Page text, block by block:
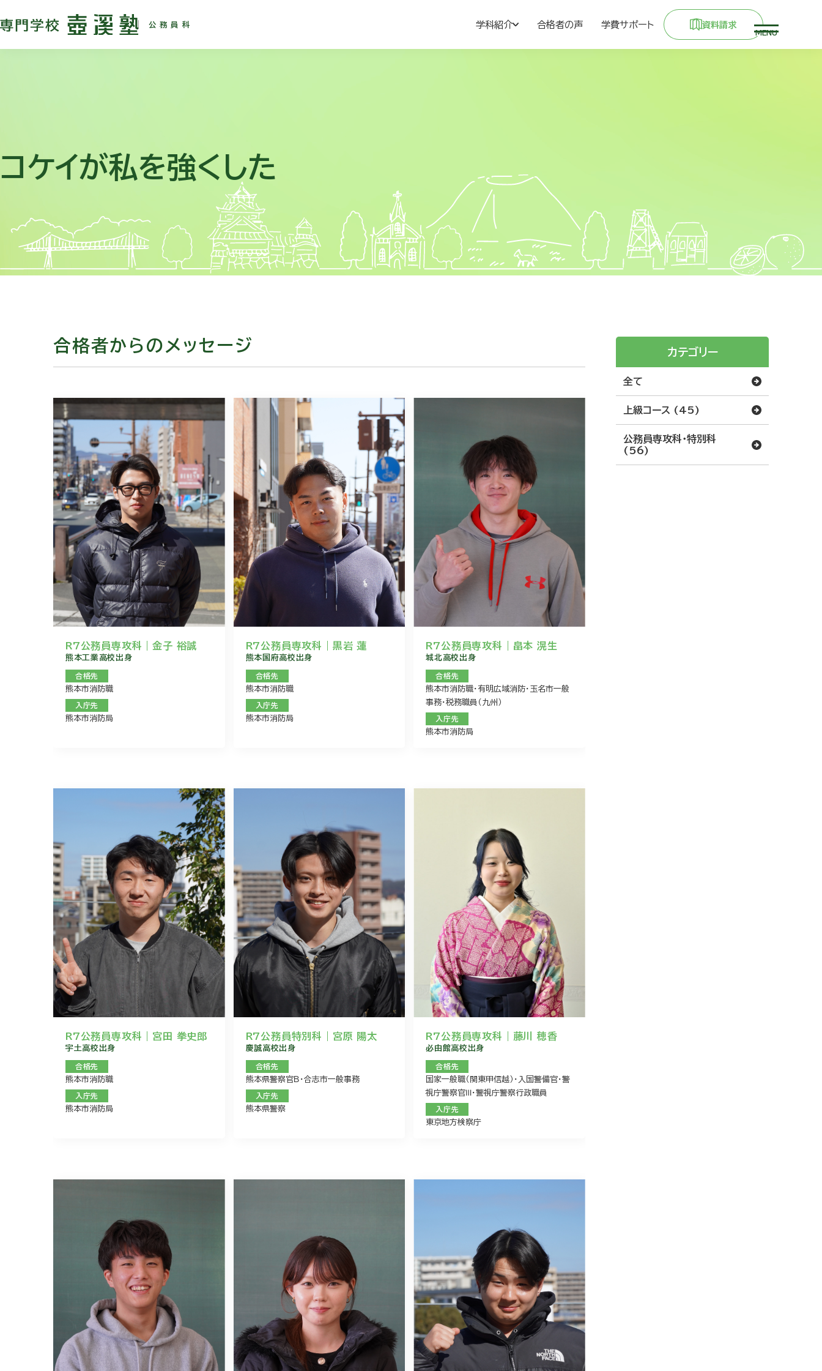
公務員科 学科紹介 合格者の声 学費サポート 資料請求
MENU
コケイが私を強くした
合格者からのメッセージ
R7公務員専攻科｜金子 裕誠
熊本工業高校出身
合格先
熊本市消防職
入庁先
熊本市消防局
R7公務員専攻科｜黒岩 蓮
熊本国府高校出身
合格先
熊本市消防職
入庁先
熊本市消防局
R7公務員専攻科｜畠本 滉生
城北高校出身
合格先
熊本市消防職・有明広域消防・玉名市一般
事務・税務職員（九州）
入庁先
熊本市消防局
R7公務員専攻科｜宮田 拳史郎
宇土高校出身
合格先
熊本市消防職
入庁先
熊本市消防局
R7公務員特別科｜宮原 陽太
慶誠高校出身
合格先
熊本県警察官Ｂ・合志市一般事務
入庁先
熊本県警察
R7公務員専攻科｜藤川 穂香
必由館高校出身
合格先
国家一般職（関東甲信越）・入国警備官・警
視庁警察官Ⅲ・警視庁警察行政職員
入庁先
東京地方検察庁
カテゴリー
全て
上級コース (45)
公務員専攻科・特別科
(56)